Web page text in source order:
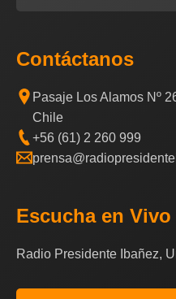
Contáctanos
Pasaje Los Alamos Nº
Chile
+56 (61) 2 260 999
Escucha en Vivo
Radio Presidente Ibañez,